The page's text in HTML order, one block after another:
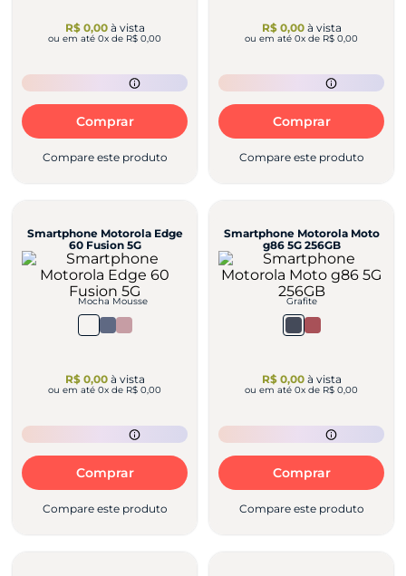
R$ 0,00à vista
ou em até 0x de R$ 0,00
Comprar
Compare este produto
R$ 0,00à vista
ou em até 0x de R$ 0,00
Comprar
Compare este produto
Smartphone Motorola Edge
60 Fusion 5G
Mocha Mousse
R$ 0,00à vista
ou em até 0x de R$ 0,00
Comprar
Compare este produto
Smartphone Motorola Moto
g86 5G 256GB
Grafite
R$ 0,00à vista
ou em até 0x de R$ 0,00
Comprar
Compare este produto